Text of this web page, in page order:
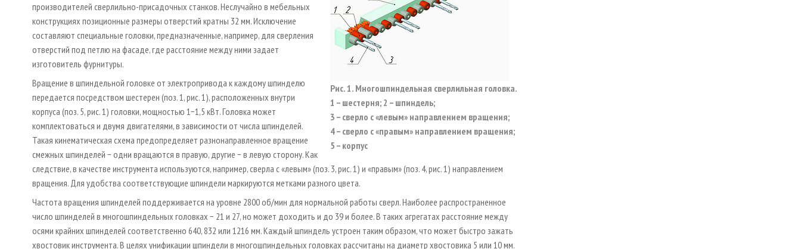
Рис. 1. Многошпиндельная сверлильная головка.
1 – шестерня; 2 – шпиндель;
3 – сверло с «левым» направлением вращения;
4 – сверло с «правым» направлением вращения;
5 – корпус
производителей сверлильно-присадочных станков. Неслучайно в мебельных
конструкциях позиционные размеры отверстий кратны 32 мм. Исключение
составляют специальные головки, предназначенные, например, для сверления
отверстий под петлю на фасаде, где расстояние между ними задает
изготовитель фурнитуры.
Вращение в шпиндельной головке от электропривода к каждому шпинделю
передается посредством шестерен (поз. 1, рис. 1), расположенных внутри
корпуса (поз. 5, рис. 1) головки, мощностью 1−1,5 кВт. Головка может
комплектоваться и двумя двигателями, в зависимости от числа шпинделей.
Такая кинематическая схема предопределяет разнонаправленное вращение
смежных шпинделей − одни вращаются в правую, другие − в левую сторону. Как
следствие, в качестве инструмента используются, например, сверла с «левым» (поз. 3, рис. 1) и «правым» (поз. 4, рис. 1) направлением
вращения. Для удобства соответствующие шпиндели маркируются метками разного цвета.
Частота вращения шпинделей поддерживается на уровне 2800 об/мин для нормальной работы сверл. Наиболее распространенное
число шпинделей в многошпиндельных головках − 21 и 27, но может доходить и до 39 и более. В таких агрегатах расстояние между
осями крайних шпинделей соответственно 640, 832 или 1216 мм. Каждый шпиндель устроен таким образом, что может быстро зажать
хвостовик инструмента. В целях унификации шпиндели в многошпиндельных головках рассчитаны на диаметр хвостовика 5 или 10 мм.